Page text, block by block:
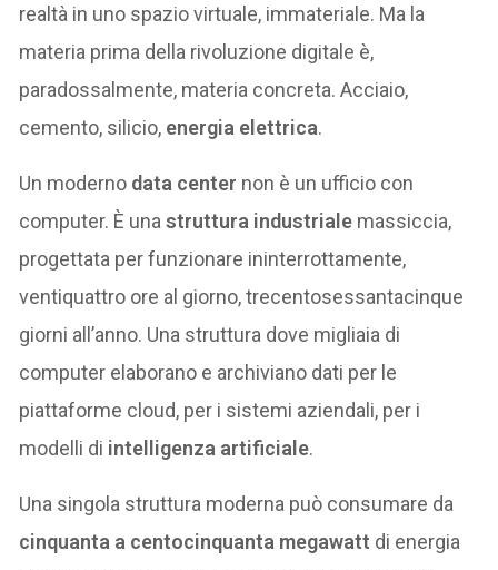
realtà in uno spazio virtuale, immateriale. Ma la
materia prima della rivoluzione digitale è,
paradossalmente, materia concreta. Acciaio,
cemento, silicio, energia elettrica.
Un moderno data center non è un ufficio con
computer. È unastruttura industriale massiccia,
progettata per funzionare ininterrottamente,
ventiquattro ore al giorno, trecentosessantacinque
giorni all’anno. Una struttura dove migliaia di
computer elaborano e archiviano dati per le
piattaforme cloud, per i sistemi aziendali, per i
modelli di intelligenza artificiale.
Una singola struttura moderna può consumare da
cinquanta a centocinquanta megawatt di energia